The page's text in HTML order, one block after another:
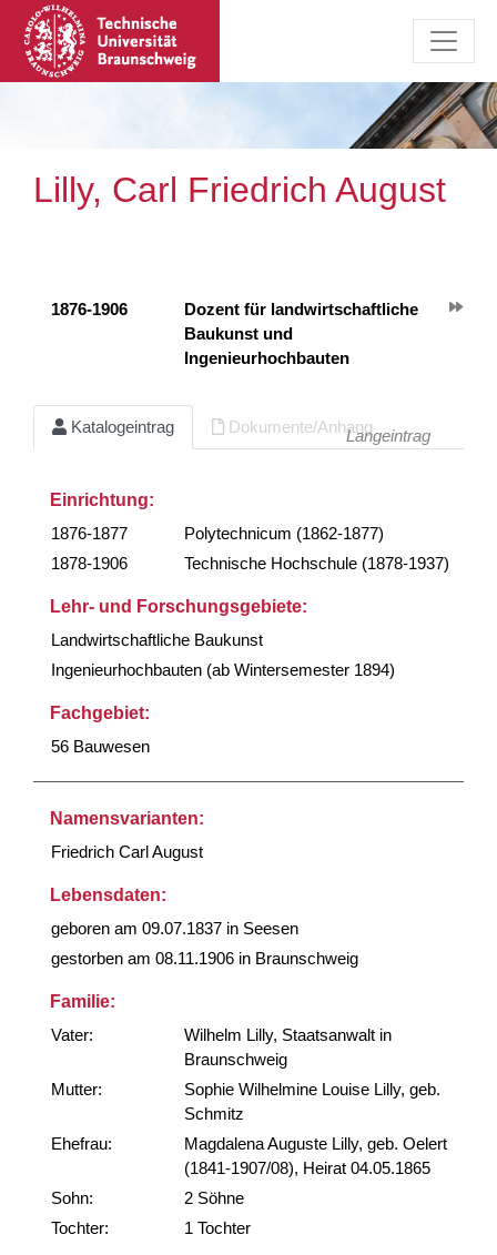
Lilly, Carl Friedrich August
1876-1906
Dozent für landwirtschaftliche
Baukunst und
Ingenieurhochbauten
Katalogeintrag Dokumente/AnhangLangeintrag
Einrichtung:
1876-1877
Polytechnicum (1862-1877)
1878-1906
Technische Hochschule (1878-1937)
Lehr- und Forschungsgebiete:
Landwirtschaftliche Baukunst
Ingenieurhochbauten (ab Wintersemester 1894)
Fachgebiet:
56 Bauwesen
Namensvarianten:
Friedrich Carl August
Lebensdaten:
geboren am 09.07.1837 in Seesen
gestorben am 08.11.1906 in Braunschweig
Familie:
Vater:
Wilhelm Lilly, Staatsanwalt in
Braunschweig
Mutter:
Sophie Wilhelmine Louise Lilly, geb.
Schmitz
Ehefrau:
Magdalena Auguste Lilly, geb. Oelert
(1841-1907/08), Heirat 04.05.1865
Sohn:
2 Söhne
Tochter:
1 Tochter